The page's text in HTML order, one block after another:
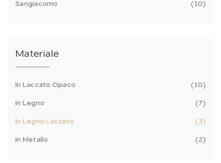
Sangiacomo 10
Materiale
In Laccato Opaco 10
In Legno 7
In Legno Laccato 3
In Metallo 2